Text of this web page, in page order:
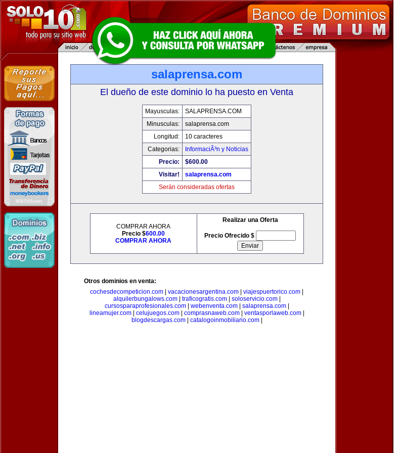
salaprensa.com
El dueño de este dominio lo ha puesto en Venta
Mayusculas:
SALAPRENSA.COM
Minusculas:
salaprensa.com
Longitud:
10 caracteres
Categorias:
InformaciÃ³n y Noticias
Precio:
$600.00
Visitar!
salaprensa.com
Serán consideradas ofertas
COMPRAR AHORA
Precio $600.00
COMPRAR AHORA
Realizar una Oferta
Precio Ofrecido $
Otros dominios en venta:
cochesdecompeticion.com
vacacionesargentina.com viajespuertorico.com
alquilerbungalows.com| traficogratis.com| soloservicio.com|
cursosparaprofesionales.com| webenventa.com| salaprensa.com|
lineamujer.com| celujuegos.com| comprasnaweb.com| ventasporlaweb.com|
blogdescargas.com| catalogoinmobiliario.com|